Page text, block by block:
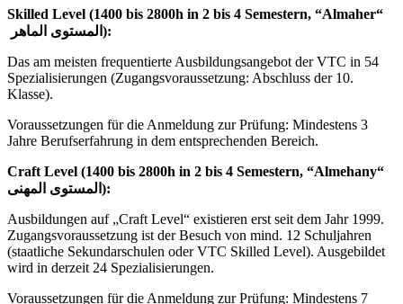
Skilled Level (1400 bis 2800h in 2 bis 4 Semestern, “Almaher“
المستوى الماهر):
Das am meisten frequentierte Ausbildungsangebot der VTC in 54
Spezialisierungen (Zugangsvoraussetzung: Abschluss der 10.
Klasse).
Voraussetzungen für die Anmeldung zur Prüfung: Mindestens 3
Jahre Berufserfahrung in dem entsprechenden Bereich.
Craft Level (1400 bis 2800h in 2 bis 4 Semestern, “Almehany“
المستوى المهنى):
Ausbildungen auf „Craft Level“ existieren erst seit dem Jahr 1999.
Zugangsvoraussetzung ist der Besuch von mind. 12 Schuljahren
(staatliche Sekundarschulen oder VTC Skilled Level). Ausgebildet
wird in derzeit 24 Spezialisierungen.
Voraussetzungen für die Anmeldung zur Prüfung: Mindestens 7